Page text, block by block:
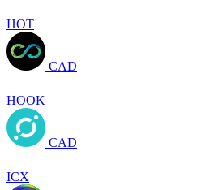
HOT
CAD
HOOK
CAD
ICX